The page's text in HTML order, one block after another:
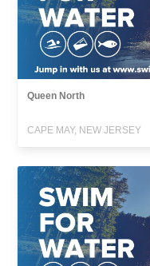
Queen North
CAPE MAY, NEW JERSEY